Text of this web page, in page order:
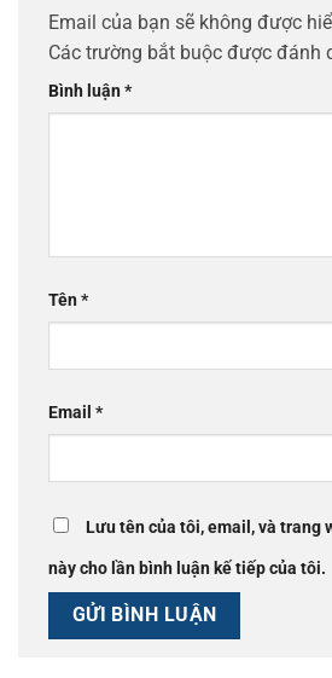
Email của bạn sẽ không được
Các trường bắt buộc được đánh
Bình luận*
Tên*
Email *
Lưu tên của tôi, email, và trang
này cho lần bình luận kế tiếp của tôi.